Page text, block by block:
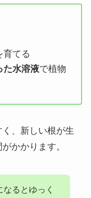
育てる
た水溶液で植物
、新しい根が生
かかります。
るとゆっく